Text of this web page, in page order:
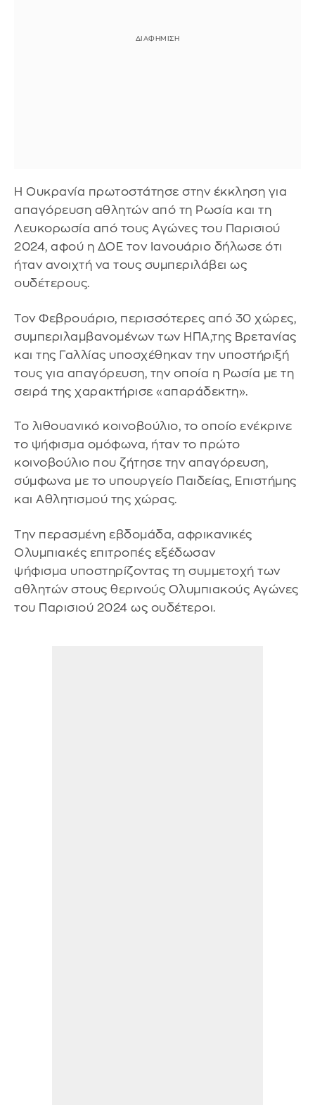
Η Ουκρανία πρωτοστάτησε στην έκκληση για
απαγόρευση αθλητών από τη Ρωσία και τη
Λευκορωσία από τους Αγώνες του Παρισιού
2024, αφού η ΔΟΕ τον Ιανουάριο δήλωσε ότι
ήταν ανοιχτή να τους συμπεριλάβει ως
ουδέτερους.
Τον Φεβρουάριο, περισσότερες από 30 χώρες,
συμπεριλαμβανομένων των ΗΠΑ,της Βρετανίας
και της Γαλλίας υποσχέθηκαν την υποστήριξή
τους για απαγόρευση, την οποία η Ρωσία με τη
σειρά της χαρακτήρισε «απαράδεκτη».
Το λιθουανικό κοινοβούλιο, το οποίο ενέκρινε
το ψήφισμα ομόφωνα, ήταν το πρώτο
κοινοβούλιο που ζήτησε την απαγόρευση,
σύμφωνα με το υπουργείο Παιδείας, Επιστήμης
και Αθλητισμού της χώρας.
Την περασμένη εβδομάδα, αφρικανικές
Ολυμπιακές επιτροπές εξέδωσαν
ψήφισμα υποστηρίζοντας τη συμμετοχή των
αθλητών στους θερινούς Ολυμπιακούς Αγώνες
του Παρισιού 2024 ως ουδέτεροι.